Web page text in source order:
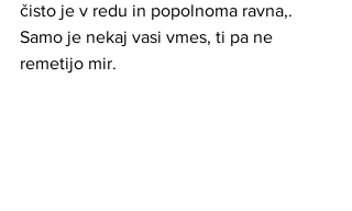
čisto je v redu in popolnoma ravna,.
Samo je nekaj vasi vmes, ti pa ne
remetijo mir.